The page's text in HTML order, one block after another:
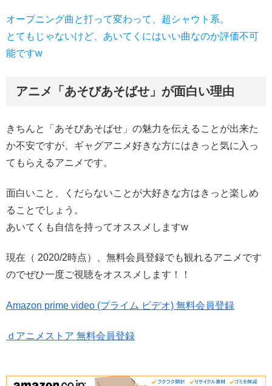
オープニング曲と打って変わって、超シャウト系。
とてもじゃないけど、あいてくにはいい曲なのか評価不可
能ですw
アニメ「あそびあそばせ」が面白い理由
きちんと「あそびあそばせ」の魅力を伝えることが出来た
か不安ですが、ギャグアニメ好きな方にはきっと気に入っ
てもらえるアニメです。
面白いこと、くだらないことが大好きな方はきっと楽しめ
ることでしょう。
あいてくも自信を持ってオススメしますw
現在（ 2020/2時点）、無料会員登録でも観れるアニメです
のでぜひ一度ご視聴をオススメします！！
Amazon prime video (プライム ビデオ) 無料会員登録
ｄアニメストア 無料会員登録